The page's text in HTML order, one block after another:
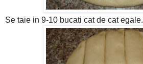
Se taie in 9-10 bucati cat de cat egale.